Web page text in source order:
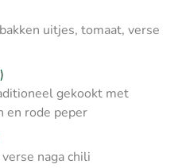
uitjes, tomaat, verse
gekookt met
en rode peper
naga chili